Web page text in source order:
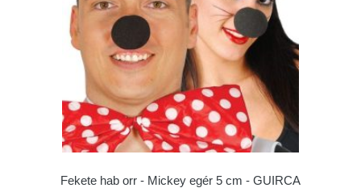
Fekete hab orr - Mickey egér 5 cm - GUIRCA